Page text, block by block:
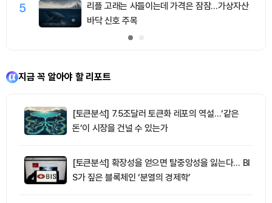
5
리플 고래는 사들이는데 가격은 잠잠…가상자산
바닥 신호 주목
지금 꼭 알아야 할 리포트
[토큰분석] 7.5조달러 토큰화 레포의 역설…‘같은
돈’이 시장을 건널 수 있는가
[토큰분석] 확장성을 얻으면 탈중앙성을 잃는다… BI
S가 짚은 블록체인 ‘분열의 경제학’